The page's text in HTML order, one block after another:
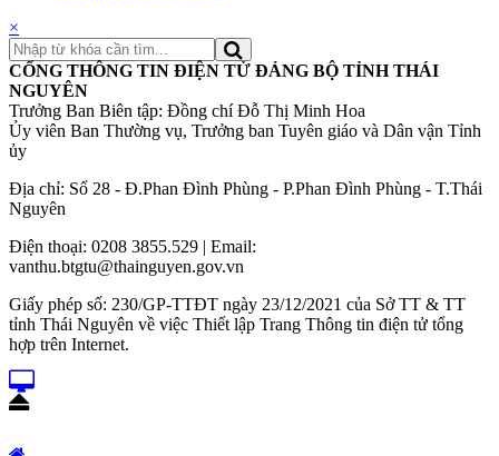
×
CỔNG THÔNG TIN ĐIỆN TỬ ĐẢNG BỘ TỈNH THÁI
NGUYÊN
Trưởng Ban Biên tập: Đồng chí Đỗ Thị Minh Hoa
Ủy viên Ban Thường vụ, Trưởng ban Tuyên giáo và Dân vận Tỉnh
ủy
Địa chỉ: Số 28 - Đ.Phan Đình Phùng - P.Phan Đình Phùng - T.Thái
Nguyên
Điện thoại: 0208 3855.529 | Email:
vanthu.btgtu@thainguyen.gov.vn
Giấy phép số: 230/GP-TTĐT ngày 23/12/2021 của Sở TT & TT
tỉnh Thái Nguyên về việc Thiết lập Trang Thông tin điện tử tổng
hợp trên Internet.